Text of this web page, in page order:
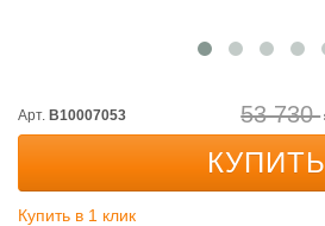
53 730
Арт. B10007053
КУПИТЬ
Купить в 1 клик